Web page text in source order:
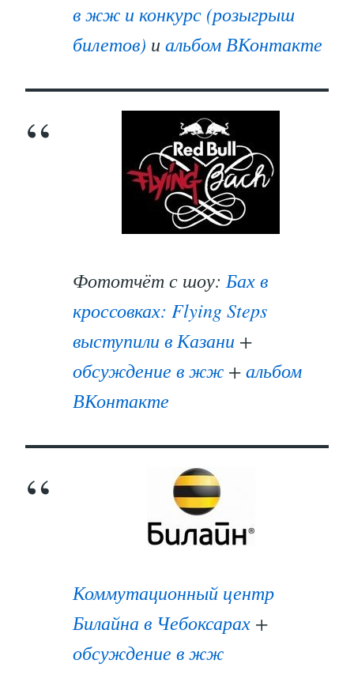
в жж и конкурс (розыгрыш
билетов) и альбом ВКонтакте
Фототчёт с шоу: Бах в
кроссовках: Flying Steps
выступили в Казани +
обсуждение в жж +альбом
ВКонтакте
Коммутационный центр
Билайна в Чебоксарах +
обсуждение в жж